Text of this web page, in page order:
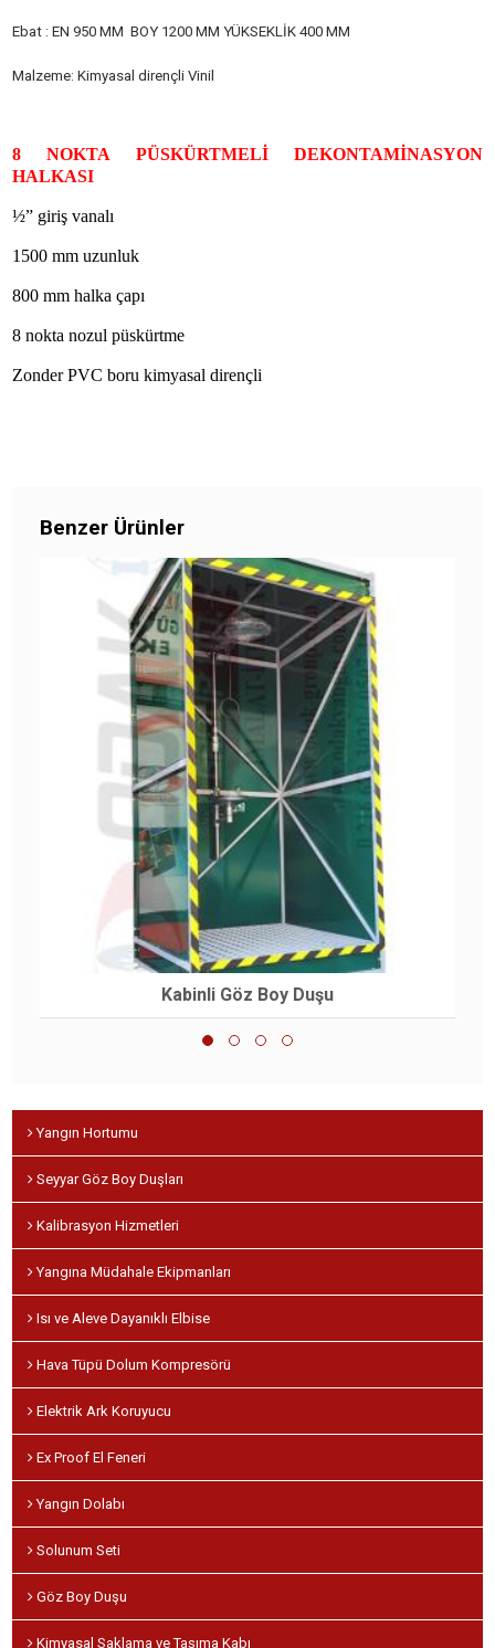
Ebat : EN 950 MM BOY 1200 MM YÜKSEKLİK 400 MM
Malzeme: Kimyasal dirençli Vinil
8 NOKTA PÜSKÜRTMELİ DEKONTAMİNASYON
HALKASI
½” giriş vanalı
1500 mm uzunluk
800 mm halka çapı
8 nokta nozul püskürtme
Zonder PVC boru kimyasal dirençli
Benzer Ürünler
Kabinli Göz Boy Duşu
Yangın Hortumu
Seyyar Göz Boy Duşları
Kalibrasyon Hizmetleri
Yangına Müdahale Ekipmanları
Isı ve Aleve Dayanıklı Elbise
Hava Tüpü Dolum Kompresörü
Elektrik Ark Koruyucu
Ex Proof El Feneri
Yangın Dolabı
Solunum Seti
Göz Boy Duşu
Kimyasal Saklama ve Taşıma Kabı